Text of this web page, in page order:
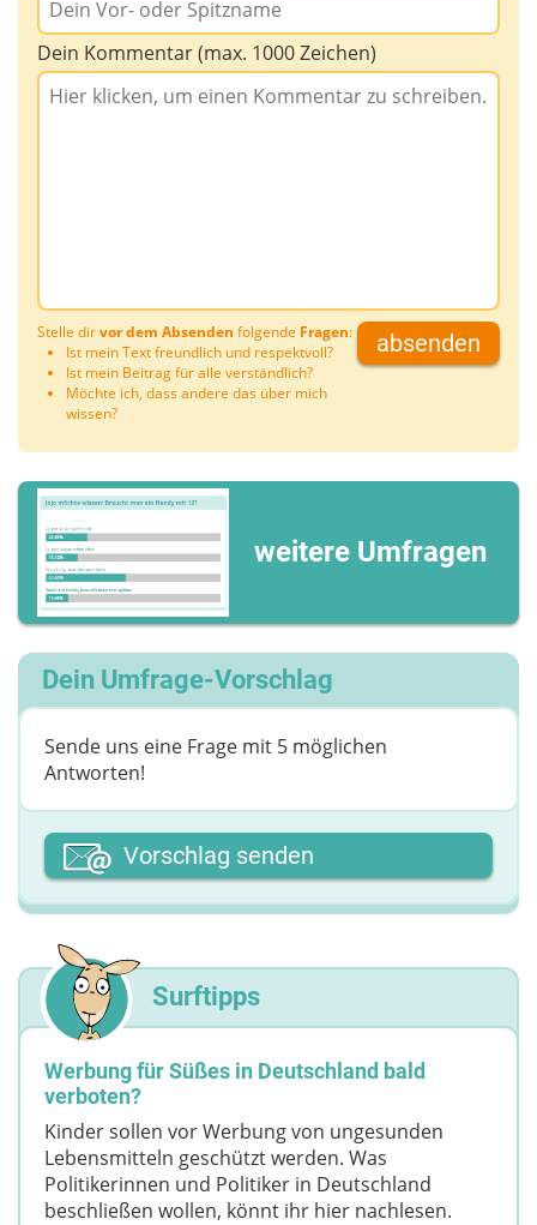
Dein Kommentar (max. 1000 Zeichen)
Stelle dirvor dem Absenden folgende Fragen:
Ist mein Text freundlich und respektvoll?
Ist mein Beitrag für alle verständlich?
Möchte ich, dass andere das über mich
wissen?
absenden
weitere Umfragen
Dein Umfrage-Vorschlag
Sende uns eine Frage mit 5 möglichen
Antworten!
Dein Vor- oder Spitzname
Deine Nachricht
Vorschlag senden
Surftipps
Werbung für Süßes in Deutschland bald
verboten?
Kinder sollen vor Werbung von ungesunden
Lebensmitteln geschützt werden. Was
Politikerinnen und Politiker in Deutschland
beschließen wollen, könnt ihr hier nachlesen.